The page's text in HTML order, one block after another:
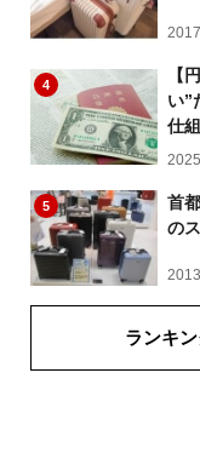
4
【
い”
仕
5
首
の
ランキ